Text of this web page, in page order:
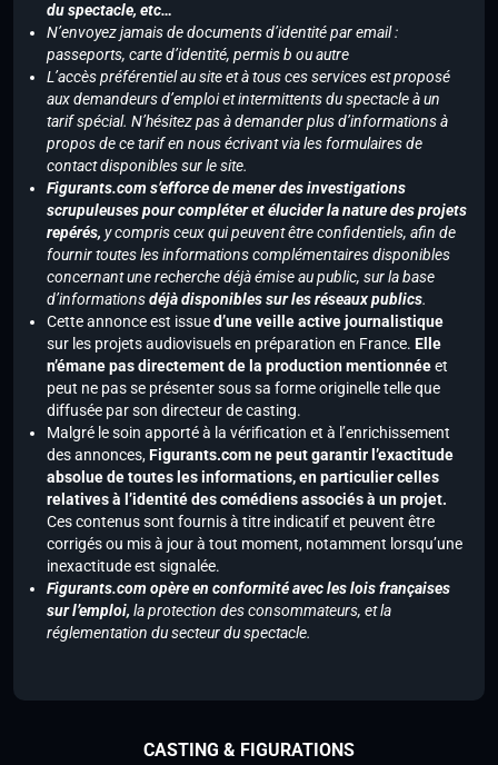
du spectacle, etc…
N’envoyez jamais de documents d’identité par email :
passeports, carte d’identité, permis b ou autre
L’accès préférentiel au site et à tous ces services est proposé
aux demandeurs d’emploi et intermittents du spectacle à un
tarif spécial. N’hésitez pas à demander plus d’informations à
propos de ce tarif en nous écrivant via les formulaires de
contact disponibles sur le site.
Figurants.com s’efforce de mener des investigations
scrupuleuses pour compléter et élucider la nature des projets
repérés, y compris ceux qui peuvent être confidentiels, afin de
fournir toutes les informations complémentaires disponibles
concernant une recherche déjà émise au public, sur la base
d’informationsdéjà disponibles sur les réseaux publics.
Cette annonce est issued’une veille active journalistique
sur les projets audiovisuels en préparation en France. Elle
n’émane pas directement de la production mentionnéeet
peut ne pas se présenter sous sa forme originelle telle que
diffusée par son directeur de casting.
Malgré le soin apporté à la vérification et à l’enrichissement
des annonces,Figurants.com ne peut garantir l’exactitude
absolue de toutes les informations, en particulier celles
relatives à l’identité des comédiens associés à un projet.
Ces contenus sont fournis à titre indicatif et peuvent être
corrigés ou mis à jour à tout moment, notamment lorsqu’une
inexactitude est signalée.
Figurants.com opère en conformité avec les lois françaises
sur l’emploi, la protection des consommateurs, et la
réglementation du secteur du spectacle.
CASTING & FIGURATIONS